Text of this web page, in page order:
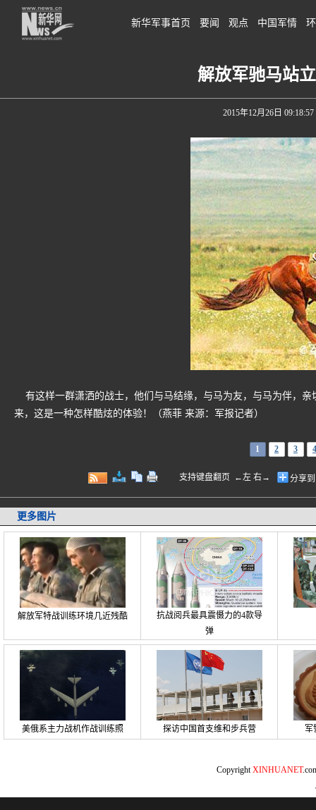
新华军事首页 要闻 观点 中国军情
解放军驰马站
2015年12月26日 09:18:57
有这样一群潇洒的战士，他们与马结缘，与马为友，与马为伴，亲
来，这是一种怎样酷炫的体验！（燕菲 来源：军报记者）
1 2 3 4
支持键盘翻页 ←左 右→ 分享
更多图片
解放军特战训练环境几近残酷
抗战阅兵最具震慑力的4款导
弹
美俄系主力战机作战训练照 探访中国首支维和步兵营 军
CopyrightXINHUANET